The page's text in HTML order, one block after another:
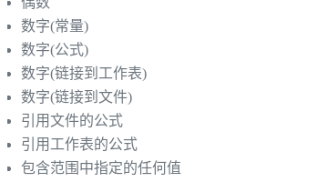
数字(常量)
数字(公式)
数字(链接到工作表)
数字(链接到文件)
引用文件的公式
引用工作表的公式
包含范围中指定的任何值